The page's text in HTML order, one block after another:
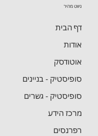
ניווט מהיר
דף הבית
אודות
אוטודסק
סופיסטיק - בניינים
סופיסטיק - גשרים
מרכז הידע
רפרנסים